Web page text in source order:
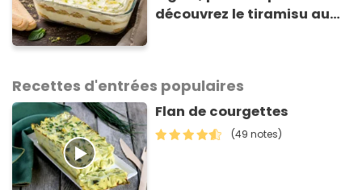
découvrez le tiramisu au
Recettes d'entrées populaires
Flan de courgettes
(49 notes)